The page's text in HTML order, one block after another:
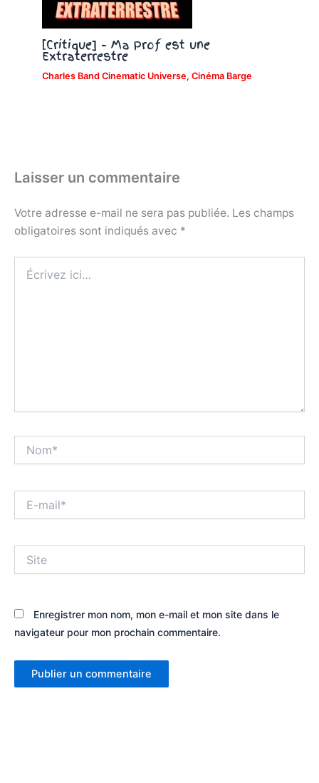
[Critique] – Ma Prof est une
Extraterrestre
Charles Band Cinematic Universe, Cinéma Barge
Laisser un commentaire
Votre adresse e-mail ne sera pas publiée. Les champs
obligatoires sont indiqués avec *
ici…
mail*
Enregistrer mon nom, mon e-mail et mon site dans le
navigateur pour mon prochain commentaire.